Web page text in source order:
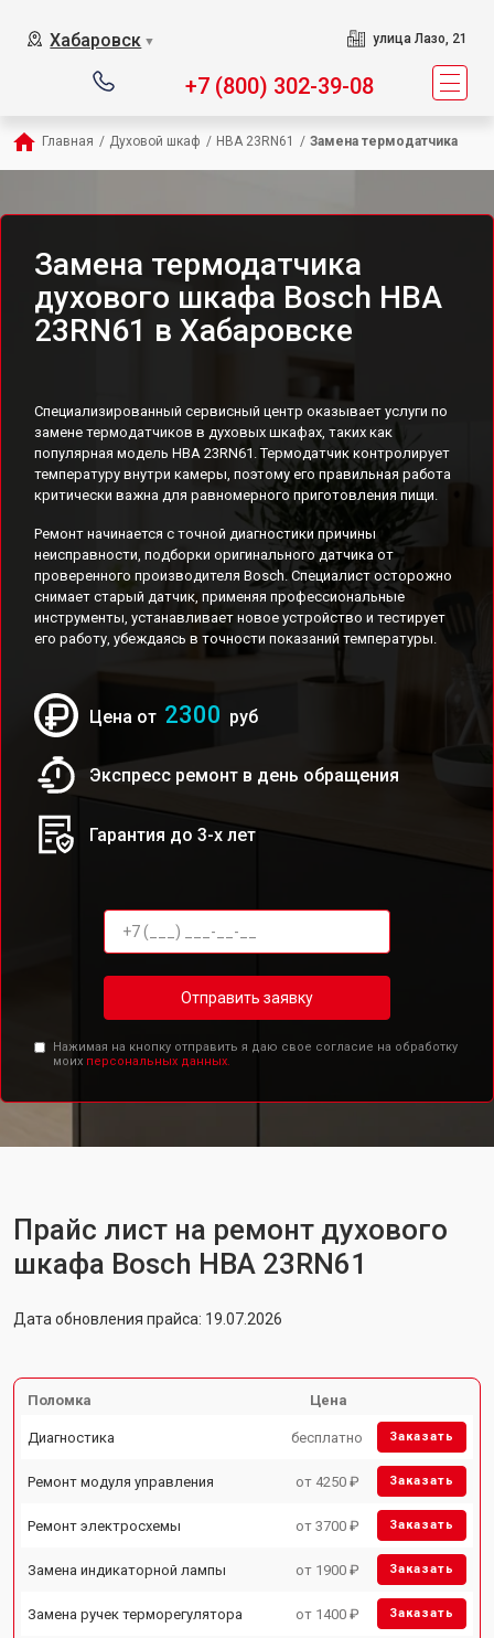
Хабаровск ▼ улица Лазо, 21
+7 (800) 302-39-08
Главная / Духовой шкаф / HBA 23RN61 / Замена термодатчика
Замена термодатчика
духового шкафа Bosch HBA
23RN61 в Хабаровске
Специализированный сервисный центр оказывает услуги по
замене термодатчиков в духовых шкафах, таких как
популярная модель HBA 23RN61. Термодатчик контролирует
температуру внутри камеры, поэтому его правильная работа
критически важна для равномерного приготовления пищи.
Ремонт начинается с точной диагностики причины
неисправности, подборки оригинального датчика от
проверенного производителя Bosch. Специалист осторожно
снимает старый датчик, применяя профессиональные
инструменты, устанавливает новое устройство и тестирует
его работу, убеждаясь в точности показаний температуры.
Цена от 2300 руб
Экспресс ремонт в день обращения
Гарантия до 3-х лет
Отправить заявку
Нажимая на кнопку отправить я даю свое согласие на обработку
моих персональных данных.
Прайс лист на ремонт духового
шкафа Bosch HBA 23RN61
Дата обновления прайса: 19.07.2026
Поломка Цена
Диагностика бесплатно Заказать
Ремонт модуля управления от 4250 ₽ Заказать
Ремонт электросхемы от 3700 ₽ Заказать
Замена индикаторной лампы от 1900 ₽ Заказать
Замена ручек терморегулятора от 1400 ₽ Заказать